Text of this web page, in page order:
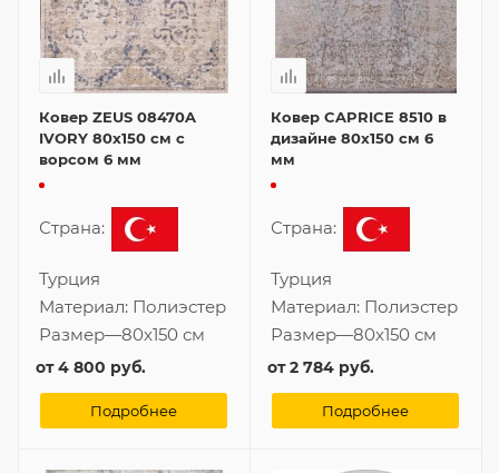
Ковер ZEUS 08470A
IVORY 80x150 см с
ворсом 6 мм
Страна:
Турция
Материал: Полиэстер
Размер—80x150 см
от4 800 руб.
Подробнее
Ковер CAPRICE 8510 в
дизайне 80x150 см 6
мм
Страна:
Турция
Материал: Полиэстер
Размер—80x150 см
от2 784 руб.
Подробнее